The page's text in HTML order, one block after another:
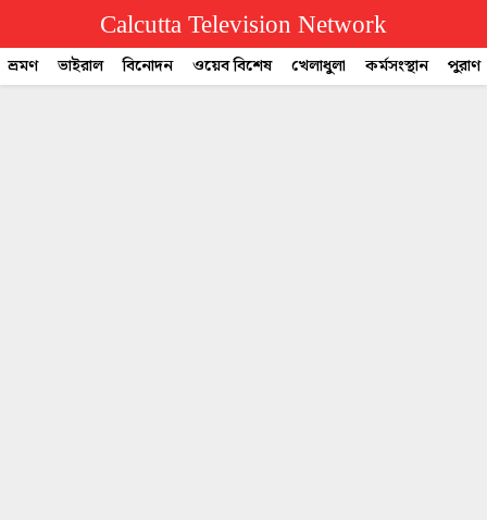
Calcutta Television Network
ভ্রমণ ভাইরাল বিনোদন ওয়েব বিশেষ খেলাধুলা কর্মসংস্থান পুরাণ
CTVN